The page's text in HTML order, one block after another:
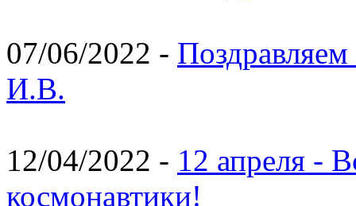
07/06/2022 -
И.В.
12/04/2022 - 12 апреля -
космонавтики!